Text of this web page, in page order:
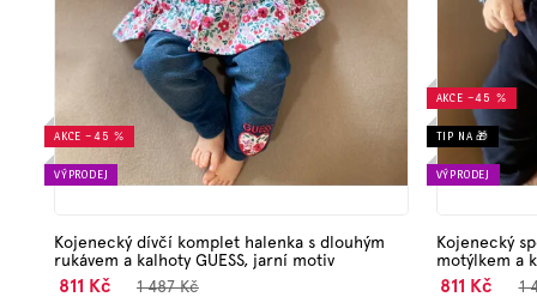
AKCE –45 %
VÝPRODEJ
Kojenecký dívčí komplet halenka s dlouhým
rukávem a kalhoty GUESS, jarní motiv
811 Kč 1 487 Kč
AKCE –45 %
TIP NA 🎁
VÝPRODEJ
Kojenecký
motýlkem a
811 Kč 1